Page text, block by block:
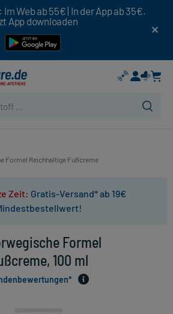
Web ab 55€ | In der App ab 35€.
App downloaden
Formel Reichhaltige Fußcreme
Zeit: Gratis-Versand* ab 19€
Formel
100 ml